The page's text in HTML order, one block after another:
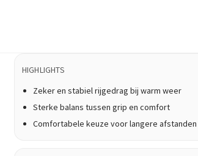
HIGHLIGHTS
Zeker en stabiel rijgedrag bij warm weer
Sterke balans tussen grip en comfort
Comfortabele keuze voor langere afstanden